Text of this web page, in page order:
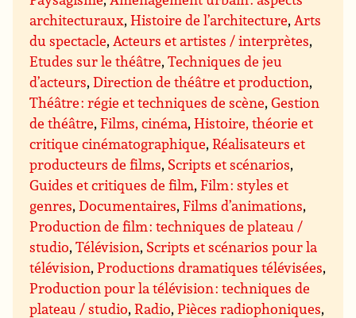
architecturaux,Histoire de l’architecture,Arts
du spectacle,Acteurs et artistes / interprètes,
Etudes sur le théâtre,Techniques de jeu
d’acteurs,Direction de théâtre et production,
Théâtre : régie et techniques de scène,Gestion
de théâtre,Films, cinéma,Histoire, théorie et
critique cinématographique,Réalisateurs et
producteurs de films, Scripts et scénarios,
Guides et critiques de film,Film : styles et
genres,Documentaires,Films d’animations,
Production de film : techniques de plateau /
studio,Télévision, Scripts et scénarios pour la
télévision,Productions dramatiques télévisées,
Production pour la télévision : techniques de
plateau / studio,Radio,Pièces radiophoniques,